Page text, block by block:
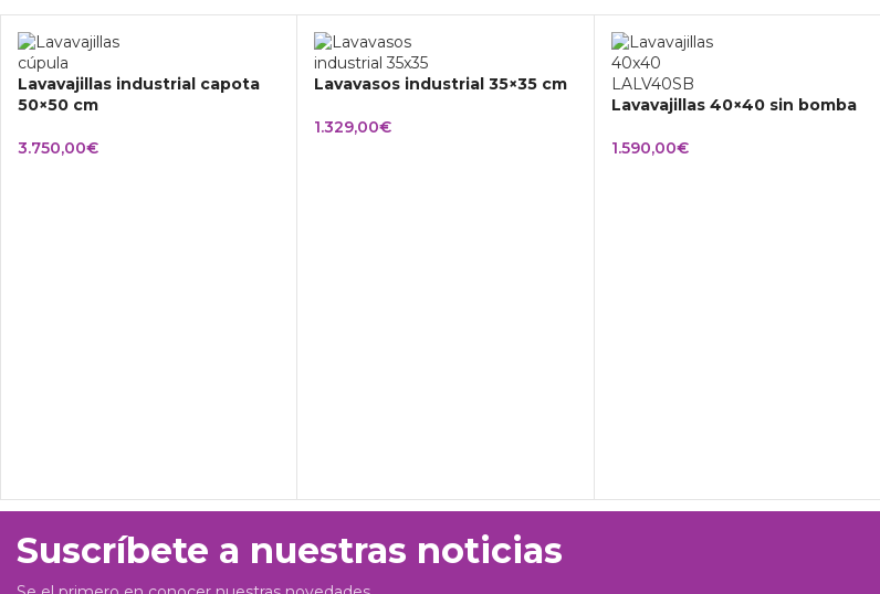
Lavavajillas industrial capota
50×50 cm
3.750,00€
Lavavasos industrial 35×35 cm
1.329,00€
Lavavajillas 40×40 sin bomba
1.590,00€
Suscríbete a nuestras noticias